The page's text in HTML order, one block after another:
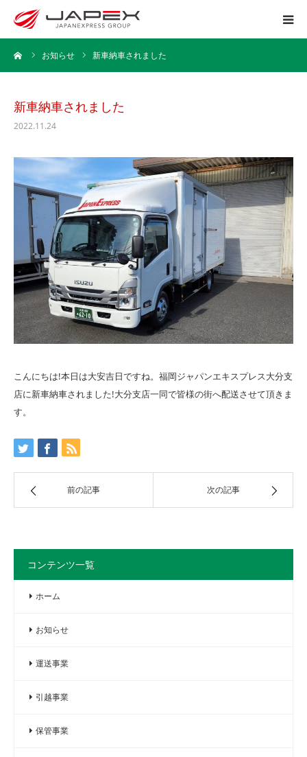
お知らせ 新車納車されました
新車納車されました
2022.11.24
こんにちは!本日は大安吉日ですね。福岡ジャパンエキスプレス大分支
店に新車納車されました!大分支店一同で皆様の街へ配送させて頂きま
す。
前の記事 次の記事
コンテンツ一覧
ホーム
お知らせ
運送事業
引越事業
保管事業
ホーム
保管事業
企業情報
採用情報